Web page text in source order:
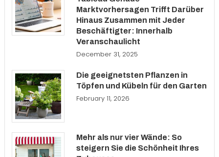
Marktvorhersagen Trifft Darüber
Hinaus Zusammen mit Jeder
Beschäftigter: Innerhalb
Veranschaulicht
December 31, 2025
Die geeignetsten Pflanzen in
Töpfen und Kübeln für den Garten
February 11, 2026
Mehr als nur vier Wände: So
steigern Sie die Schönheit Ihres